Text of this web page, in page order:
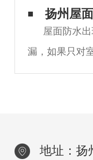
时
展，防水技术
的防水公司，
其专业的技术
神，
扬州屋
屋面防水
漏，如果只对
不再从该位置
地址：扬